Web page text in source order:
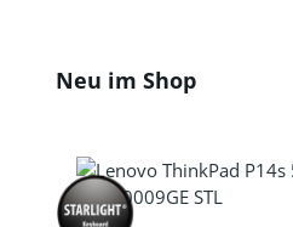
Produktgalerie überspringen
Neu im Shop